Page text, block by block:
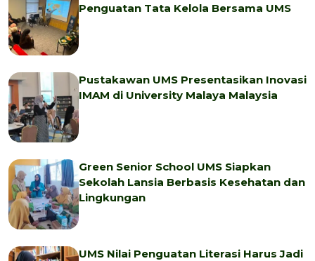
Penguatan Tata Kelola Bersama UMS
Pustakawan UMS Presentasikan Inovasi
IMAM di University Malaya Malaysia
Green Senior School UMS Siapkan
Sekolah Lansia Berbasis Kesehatan dan
Lingkungan
UMS Nilai Penguatan Literasi Harus Jadi